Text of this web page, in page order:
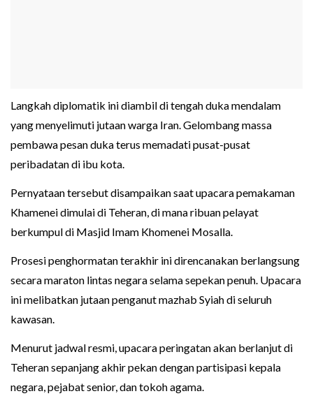
Langkah diplomatik ini diambil di tengah duka mendalam
yang menyelimuti jutaan warga Iran. Gelombang massa
pembawa pesan duka terus memadati pusat-pusat
peribadatan di ibu kota.
Pernyataan tersebut disampaikan saat upacara pemakaman
Khamenei dimulai di Teheran, di mana ribuan pelayat
berkumpul di Masjid Imam Khomenei Mosalla.
Prosesi penghormatan terakhir ini direncanakan berlangsung
secara maraton lintas negara selama sepekan penuh. Upacara
ini melibatkan jutaan penganut mazhab Syiah di seluruh
kawasan.
Menurut jadwal resmi, upacara peringatan akan berlanjut di
Teheran sepanjang akhir pekan dengan partisipasi kepala
negara, pejabat senior, dan tokoh agama.